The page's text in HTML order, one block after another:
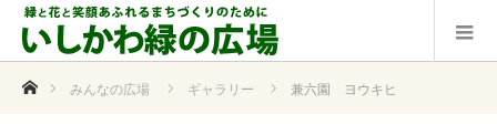
ホームみんなの広場 ギャラリー 兼六園 ヨウキヒ